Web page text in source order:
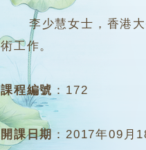
李少慧女士，香港大
術工作。
課程編號 ： 172
開課日期 ：2017年09月